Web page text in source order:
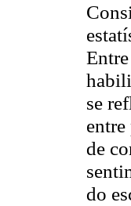
se
de
do